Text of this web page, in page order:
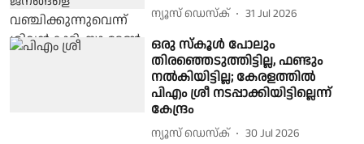
ന്യൂസ് ഡെസ്ക് 31 Jul 2026
ഒരു സ്കൂള്‍ പോലും
തിരഞ്ഞെടുത്തിട്ടില്ല, ഫണ്ടും
നല്‍കിയിട്ടില്ല; കേരളത്തിൽ
പിഎം ശ്രീ നടപ്പാക്കിയിട്ടില്ലെന്ന്
കേന്ദ്രം
ന്യൂസ് ഡെസ്ക് 30 Jul 2026